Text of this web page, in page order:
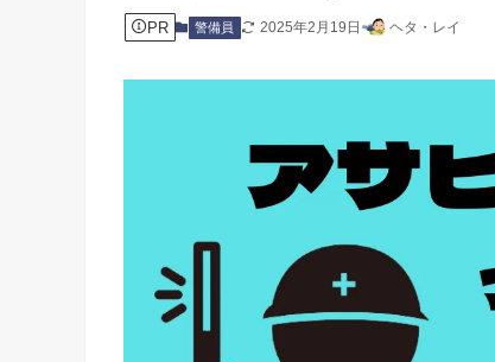
PR 警備員 2025年2月19日 ヘタ・レイ